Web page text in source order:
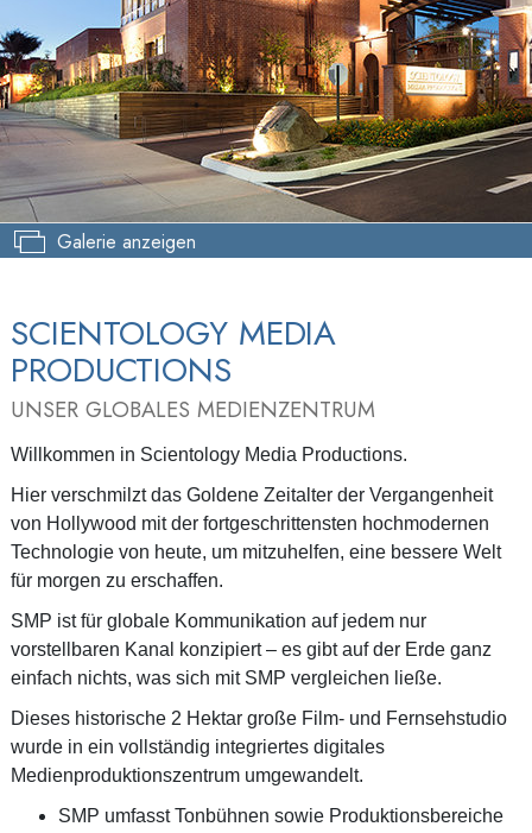
Galerie anzeigen
SCIENTOLOGY MEDIA
PRODUCTIONS
UNSER GLOBALES MEDIENZENTRUM
Willkommen in Scientology Media Productions.
Hier verschmilzt das Goldene Zeitalter der Vergangenheit
von Hollywood mit der fortgeschrittensten hochmodernen
Technologie von heute, um mitzuhelfen, eine bessere Welt
für morgen zu erschaffen.
SMP ist für globale Kommunikation auf jedem nur
vorstellbaren Kanal konzipiert – es gibt auf der Erde ganz
einfach nichts, was sich mit SMP vergleichen ließe.
Dieses historische 2 Hektar große Film- und Fernsehstudio
wurde in ein vollständig integriertes digitales
Medienproduktionszentrum umgewandelt.
SMP umfasst Tonbühnen sowie Produktionsbereiche